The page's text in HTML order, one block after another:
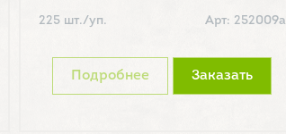
225 шт./уп. Арт: 252009а
Подробнее Заказать